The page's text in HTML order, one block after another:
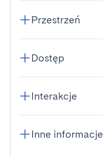
Przestrzeń
Dostęp
Interakcje
Inne informacje